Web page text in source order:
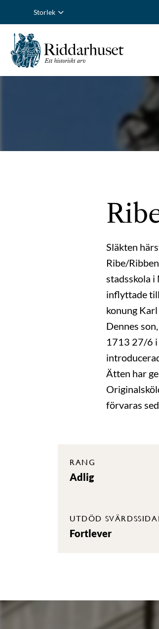
Storlek
Släkten
Ribe/
stadsskola
inflyttade
konung
Dennes
1713 27/6 i
Ätten har
förvaras
RANG
Adlig
UTDÖD
Fortlever